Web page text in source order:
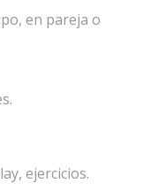
en pareja o
ejercicios.